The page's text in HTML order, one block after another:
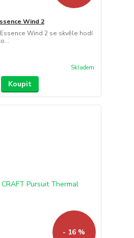
Wind 2
Essence Wind 2 se skvěle hodí
Skladem
Koupit
- 16 %